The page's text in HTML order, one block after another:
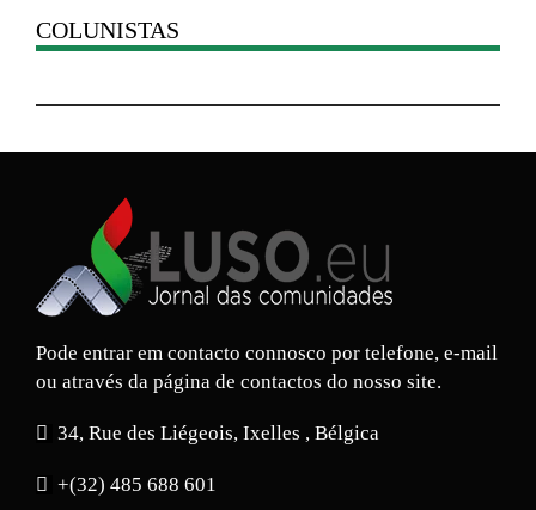
COLUNISTAS
Pode entrar em contacto connosco por telefone, e-mail
ou através da página de contactos do nosso site.
34, Rue des Liégeois, Ixelles , Bélgica
+(32) 485 688 601